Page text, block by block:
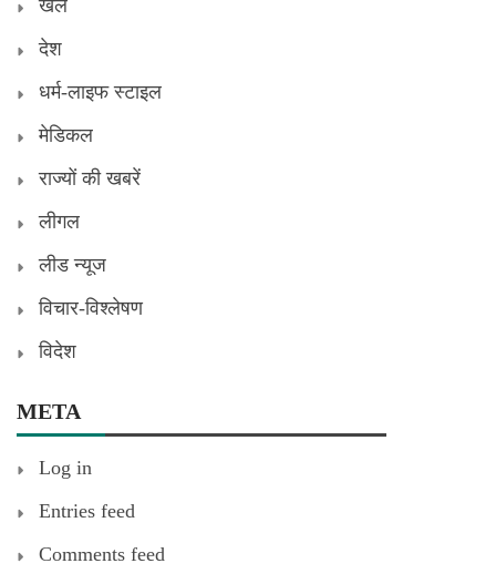
खेल
देश
धर्म-लाइफ स्टाइल
मेडिकल
राज्यों की खबरें
लीगल
लीड न्यूज
विचार-विश्लेषण
विदेश
META
Log in
Entries feed
Comments feed